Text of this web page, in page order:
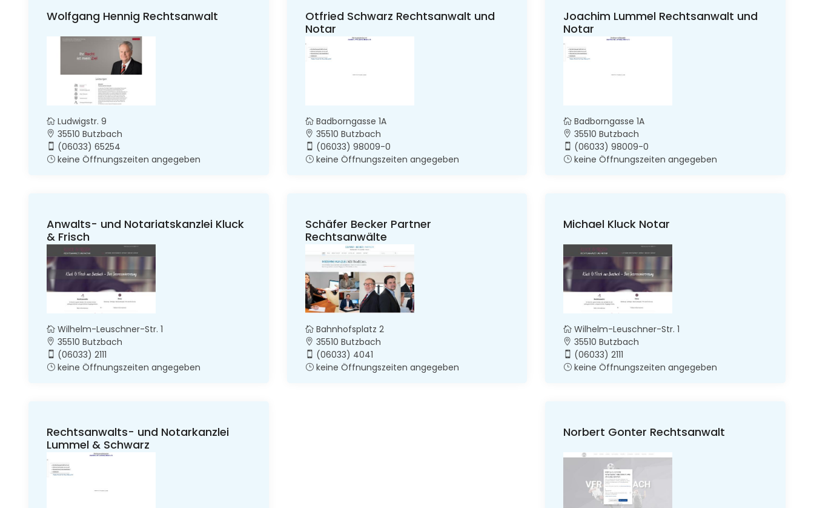
Wolfgang Hennig Rechtsanwalt
Ludwigstr. 9
35510 Butzbach
(06033) 65254
keine Öffnungszeiten angegeben
Otfried Schwarz Rechtsanwalt und
Notar
Badborngasse 1A
35510 Butzbach
(06033) 98009-0
keine Öffnungszeiten angegeben
Joachim Lummel Rechtsanwalt und
Notar
Badborngasse 1A
35510 Butzbach
(06033) 98009-0
keine Öffnungszeiten angegeben
Anwalts- und Notariatskanzlei Kluck
& Frisch
Wilhelm-Leuschner-Str. 1
35510 Butzbach
(06033) 2111
keine Öffnungszeiten angegeben
Schäfer Becker Partner
Rechtsanwälte
Bahnhofsplatz 2
35510 Butzbach
(06033) 4041
keine Öffnungszeiten angegeben
Michael Kluck Notar
Wilhelm-Leuschner-Str. 1
35510 Butzbach
(06033) 2111
keine Öffnungszeiten angegeben
Rechtsanwalts- und Notarkanzlei
Lummel & Schwarz
Norbert Gonter Rechtsanwalt